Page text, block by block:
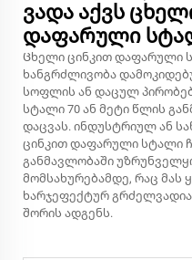
ვადა აქვს
დაფარული
Ცხელი ცინკით დაფარული
ხანგრძლივობა
სოფლის ან დაცულ
სტალი 70 ან მეტი წლის
დაცვას. ინდუსტრიულ ან
ცინკით დაფარული სტალი
განმავლობაში
მომსახურებამდე, რაც მას
ხარჯეფექტურ
შორის ადგენს.